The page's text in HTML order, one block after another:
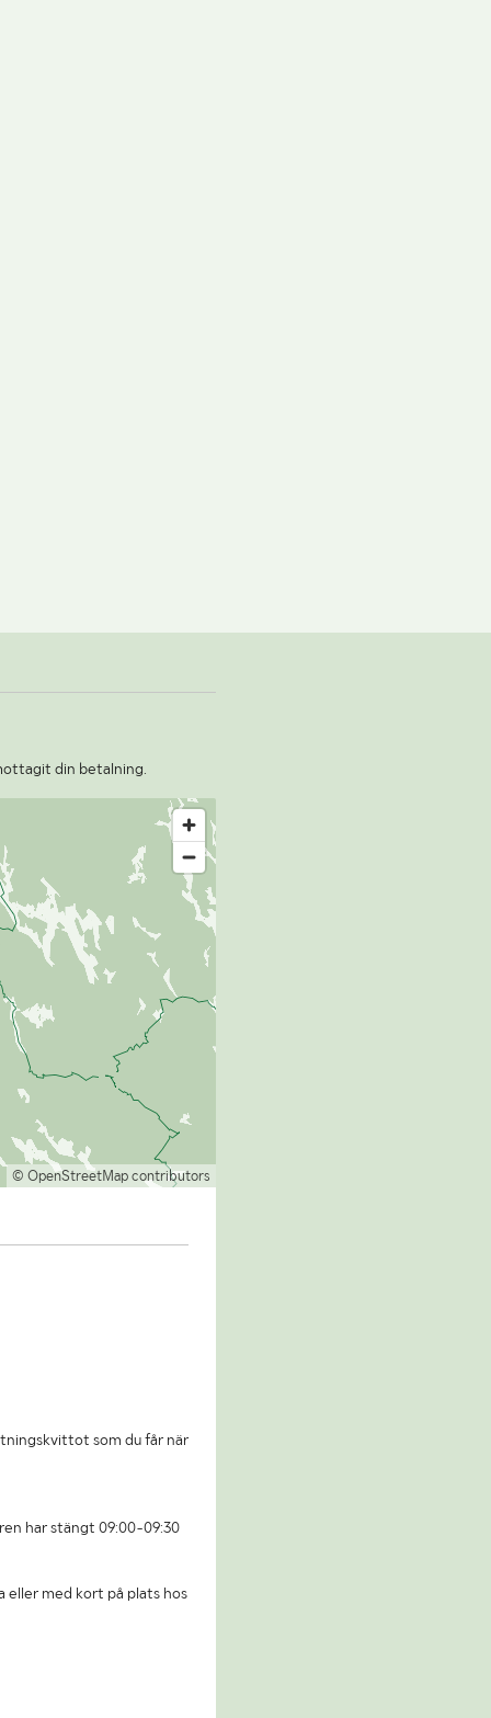
Pick-up is only available MONDAYS and TUESDAYS
invoice or by card at the seller's location. The cost per lift is
Pallets/packaging are NOT included in the auction but can
be purchased on site at pick-up.
din betalning.
© OpenStreetMap contributors
som du får när
har stängt 09:00-09:30
eller med kort på plats hos